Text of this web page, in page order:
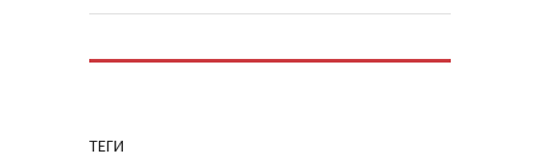
ТЕГИ